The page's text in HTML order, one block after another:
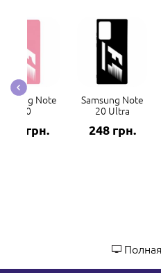
Note
20
248 грн.
Samsung Note
20 Ultra
248 грн.